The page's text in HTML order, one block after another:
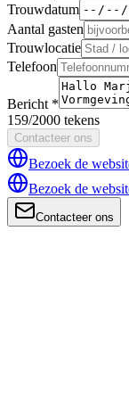
Trouwdatum
Aantal gasten
Trouwlocatie
Telefoon
Bericht *
159/2000 tekens
Contacteer ons
Bezoek de
Bezoek de
Contacteer ons